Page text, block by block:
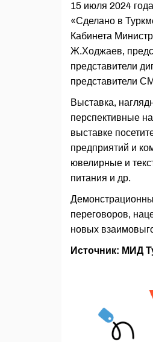
15 июля 2024
«Сделано в
Кабинета
Ж.Ходжаев,
представители
представители
Выставка,
перспективные
выставке
предприятий и
ювелирные и
питания и др.
переговоров,
новых
Источник: МИД